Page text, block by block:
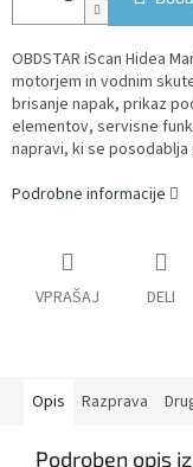
OBDSTAR iScan Hidea
motorjem in vodnim
brisanje napak, prikaz
elementov, servisne
napravi, ki se posodablja
Podrobne informacije
VPRAŠAJ DELI
Opis Razprava
Podroben opis